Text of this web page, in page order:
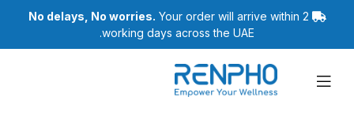
No delays, No worries. Your order will arrive within 2
working days across the UAE.